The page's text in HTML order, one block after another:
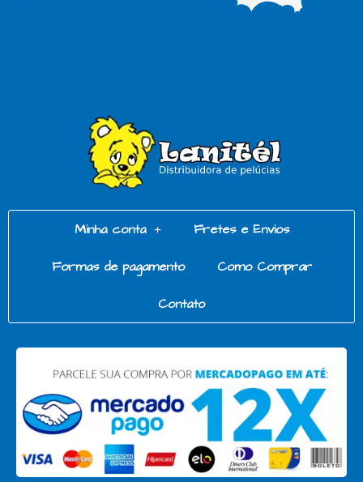
Minha conta Fretes e Envios
Formas de pagamento Como Comprar
Contato